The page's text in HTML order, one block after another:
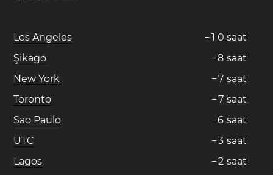
Los Angeles − 1 0 saat
Şikago
−8 saat
New York
−7 saat
Toronto
−7 saat
Sao Paulo
−6 saat
UTC
−3 saat
Lagos
−2 saat